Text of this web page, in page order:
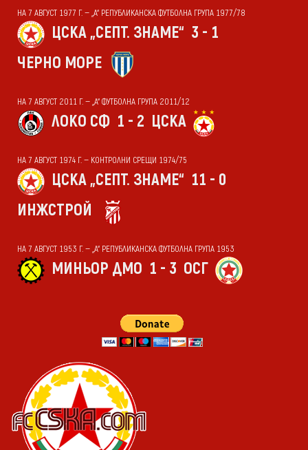
НА 7 АВГУСТ 1977 Г. — „А“ РЕПУБЛИКАНСКА ФУТБОЛНА ГРУПА 1977/78
ЦСКА „СЕПТ. ЗНАМЕ“ 3 - 1
ЧЕРНО МОРЕ
НА 7 АВГУСТ 2011 Г. — „А“ ФУТБОЛНА ГРУПА 2011/12
ЛОКО СФ 1 - 2 ЦСКА
НА 7 АВГУСТ 1974 Г. — КОНТРОЛНИ СРЕЩИ 1974/75
ЦСКА „СЕПТ. ЗНАМЕ“ 11 - 0
ИНЖСТРОЙ
НА 7 АВГУСТ 1953 Г. — „А“ РЕПУБЛИКАНСКА ФУТБОЛНА ГРУПА 1953
МИНЬОР ДМО 1 - 3 ОСГ